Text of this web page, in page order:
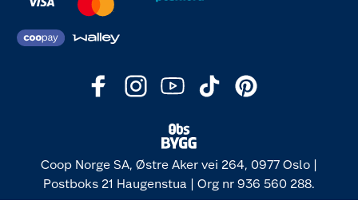
Coop Norge SA, Østre Aker vei 264, 0977 Oslo |
Postboks 21 Haugenstua | Org nr 936 560 288.